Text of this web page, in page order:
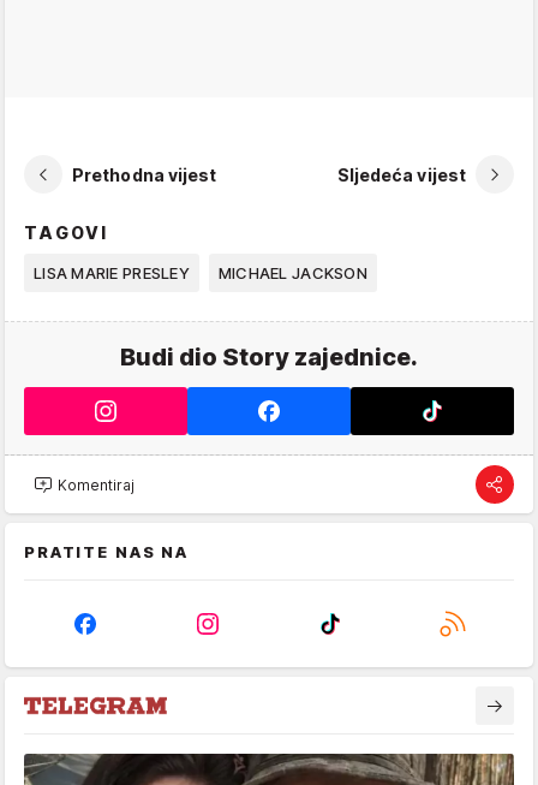
Prethodna vijest Sljedeća vijest
TAGOVI
LISA MARIE PRESLEY MICHAEL JACKSON
Budi dio Story zajednice.
Komentiraj
PRATITE NAS NA